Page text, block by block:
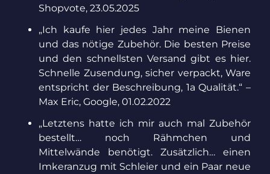
Shopvote, 23.05.2025
„Ich kaufe hier jedes Jahr meine Bienen
und das nötige Zubehör. Die besten Preise
und den schnellsten Versand gibt es hier.
Schnelle Zusendung, sicher verpackt, Ware
entspricht der Beschreibung, 1a Qualität.“ –
Max Eric, Google, 01.02.2022
„Letztens hatte ich mir auch mal Zubehör
bestellt… noch Rähmchen und
Mittelwände benötigt. Zusätzlich… einen
Imkeranzug mit Schleier und ein Paar neue